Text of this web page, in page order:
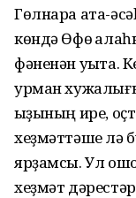
Гөлнара ата-
көндә Өфө
фәненән уҡыта.
урман
ҡыҙының ире,
хеҙмәттәше лә
ярҙамсы. Ул
хеҙмәт